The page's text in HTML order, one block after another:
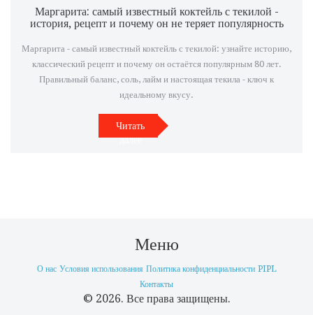
Маргарита: самый известный коктейль с текилой -
история, рецепт и почему он не теряет популярность
Маргарита - самый известный коктейль с текилой: узнайте историю,
классический рецепт и почему он остаётся популярным 80 лет.
Правильный баланс, соль, лайм и настоящая текила - ключ к
идеальному вкусу.
Читать
далее
Меню
О нас Условия использования Политика конфиденциальности PIPL
Контакты
© 2026. Все права защищены.